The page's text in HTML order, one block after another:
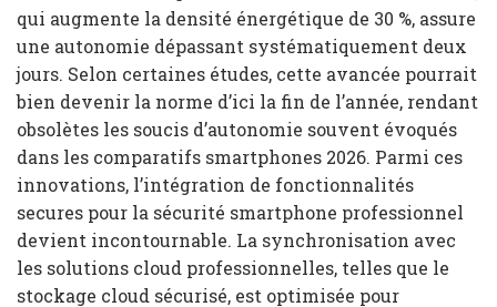
qui augmente la densité énergétique de 30 %, assure
une autonomie dépassant systématiquement deux
jours. Selon certaines études, cette avancée pourrait
bien devenir la norme d’ici la fin de l’année, rendant
obsolètes les soucis d’autonomie souvent évoqués
dans les comparatifs smartphones 2026. Parmi ces
innovations, l’intégration de fonctionnalités
secures pour la sécurité smartphone professionnel
devient incontournable. La synchronisation avec
les solutions cloud professionnelles, telles que le
stockage cloud sécurisé, est optimisée pour